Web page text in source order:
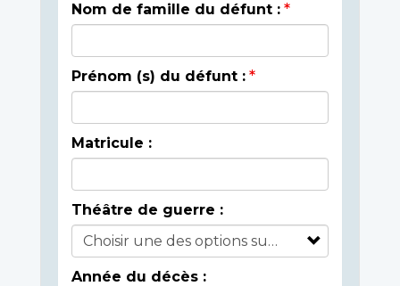
Nom de famille du défunt :
Prénom (s) du défunt :
Matricule :
Théâtre de guerre :
Année du décès :